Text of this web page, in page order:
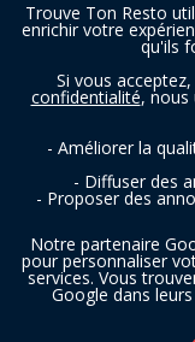
Trouve Ton Resto
enrichir votre
qu'ils
Si vous
confidentialité, nous
- Améliorer la
- Diffuser des
- Proposer des
Notre partenaire
pour personnaliser
services. Vous
Google dans leurs
SUIVEZ-NOUS
Copyright © 2016 -
Resto SRL |